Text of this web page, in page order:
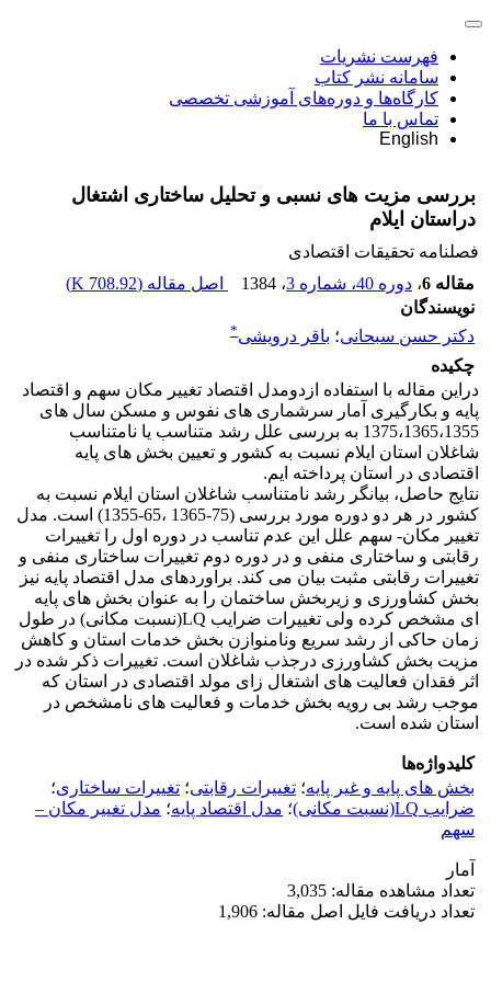
فهرست نشریات
سامانه نشر کتاب
کارگاه‌ها و دوره‌های آموزشی تخصصی
تماس با ما
English
بررسی مزیت های نسبی و تحلیل ساختاری اشتغال
دراستان ایلام
فصلنامه تحقیقات اقتصادی
مقاله 6
، دوره 40، شماره 3 ، 1384 اصل مقاله (708.92 K
)
نویسندگان
دکتر حسن سبحانی؛ باقر درویشی*
چکیده
دراین مقاله با استفاده ازدومدل اقتصاد تغییر مکان سهم و اقتصاد
پایه و بکارگیری آمار سرشماری های نفوس و مسکن سال های
1375،1365،1355 به بررسی علل رشد متناسب یا نامتناسب
شاغلان استان ایلام نسبت به کشور و تعیین بخش های پایه
اقتصادی در استان پرداخته ایم.
نتایج حاصل، بیانگر رشد نامتناسب شاغلان استان ایلام نسبت به
کشور در هر دو دوره مورد بررسی (75-1365 ،65-1355) است. مدل
تغییر مکان- سهم علل این عدم تناسب در دوره اول را تغییرات
رقابتی و ساختاری منفی و در دوره دوم تغییرات ساختاری منفی و
تغییرات رقابتی مثبت بیان می کند. براوردهای مدل اقتصاد پایه نیز
بخش کشاورزی و زیربخش ساختمان را به عنوان بخش های پایه
ای مشخص کرده ولی تغییرات ضرایب LQ(نسبت مکانی) در طول
زمان حاکی از رشد سریع ونامنوازن بخش خدمات استان و کاهش
مزیت بخش کشاورزی درجذب شاغلان است. تغییرات ذکر شده در
اثر فقدان فعالیت های اشتغال زای مولد اقتصادی در استان که
موجب رشد بی رویه بخش خدمات و فعالیت های نامشخص در
استان شده است.
کلیدواژه‌ها
بخش های پایه و غیر پایه؛ تغییرات رقابتی؛ تغییرات ساختاری؛
ضرایب LQ(نسبت مکانی)
؛ مدل اقتصاد پایه؛ مدل تغییر مکان –
سهم
آمار
تعداد مشاهده مقاله: 3,035
تعداد دریافت فایل اصل مقاله: 1,906